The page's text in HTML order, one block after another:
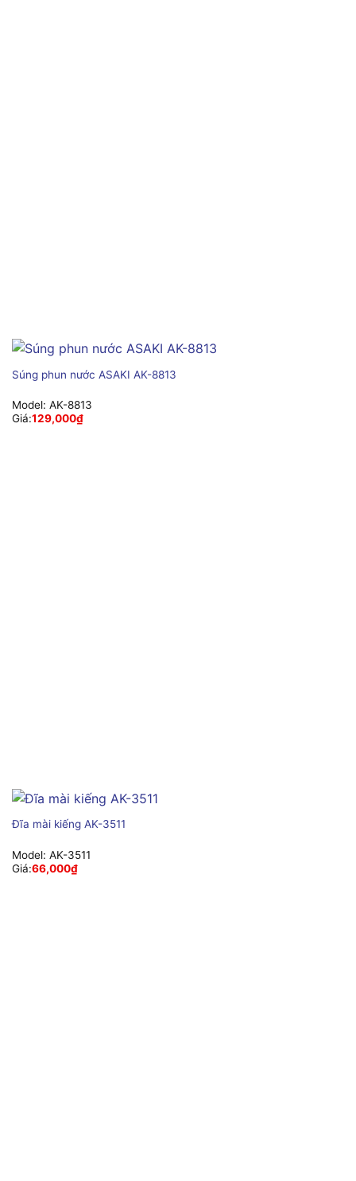
Súng phun nước ASAKI AK-8813
Model: AK-8813
Giá:129,000₫
Đĩa mài kiếng AK-3511
Model: AK-3511
Giá:66,000₫